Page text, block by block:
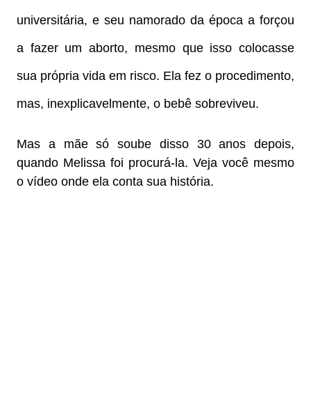
universitária, e seu namorado da época a forçou
a fazer um aborto, mesmo que isso colocasse
sua própria vida em risco. Ela fez o procedimento,
mas, inexplicavelmente, o bebê sobreviveu.
Mas a mãe só soube disso 30 anos depois,
quando Melissa foi procurá-la. Veja você mesmo
o vídeo onde ela conta sua história.